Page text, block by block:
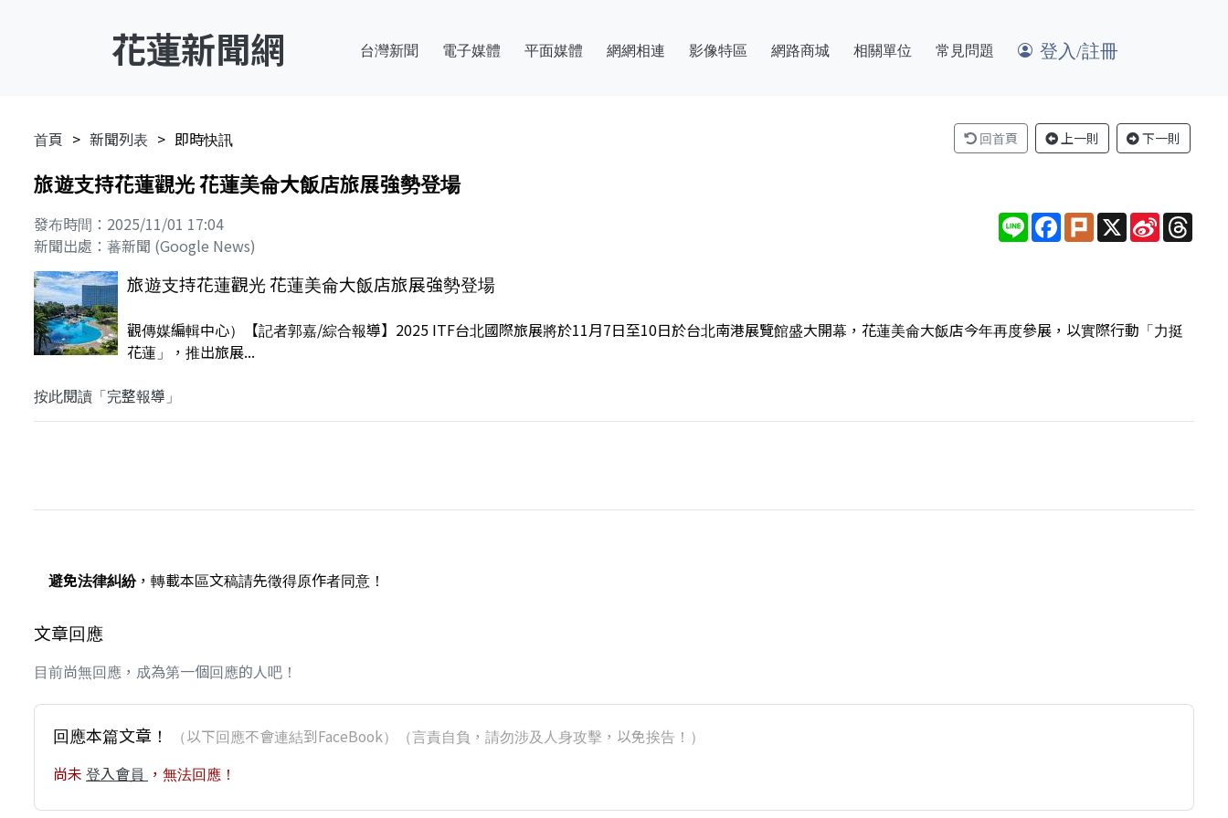
花蓮新聞網 台灣新聞 電子媒體 平面媒體 網網相連 影像特區 網路商城 相關單位 常見問題 登入/註冊
首頁 新聞列表 即時快訊 回首頁 上一則 下一則
旅遊支持花蓮觀光 花蓮美侖大飯店旅展強勢登場
發布時間：2025/11/01 17:04
新聞出處：蕃新聞 (Google News)
Line Facebook
PlurkX Sina
Weibo
旅遊支持花蓮觀光 花蓮美侖大飯店旅展強勢登場
觀傳媒編輯中心）【記者郭嘉/綜合報導】2025 ITF台北國際旅展將於11月7日至10日於台北南港展覽館盛大開幕，花蓮美侖大飯店今年再度參展，以實際行動「力挺
花蓮」，推出旅展...
按此閱讀「完整報導」
避免法律糾紛，轉載本區文稿請先徵得原作者同意！
文章回應
目前尚無回應，成為第一個回應的人吧！
回應本篇文章！ （以下回應不會連結到FaceBook）（言責自負，請勿涉及人身攻擊，以免挨告！）
尚未 登入會員 ，無法回應！